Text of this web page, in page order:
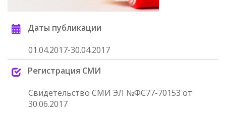
Даты публикации
01.04.2017-30.04.2017
Регистрация СМИ
Свидетельство СМИ ЭЛ №ФС77-70153 от
30.06.2017